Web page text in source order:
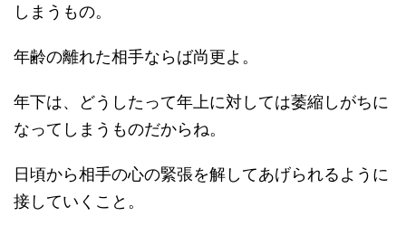
しまうもの。
年齢の離れた相手ならば尚更よ。
年下は、どうしたって年上に対しては萎縮しがちに
なってしまうものだからね。
日頃から相手の心の緊張を解してあげられるように
接していくこと。